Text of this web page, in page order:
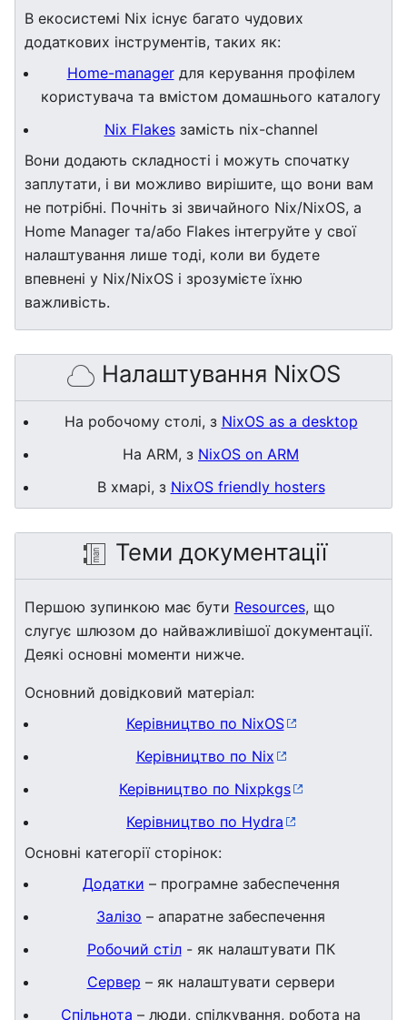
В екосистемі Nix існує багато чудових
додаткових інструментів, таких як:
Home-managerдля керування профілем
користувача та вмістом домашнього каталогу
Nix Flakesзамість nix-channel
Вони додають складності і можуть спочатку
заплутати, і ви можливо вирішите, що вони вам
не потрібні. Почніть зі звичайного Nix/NixOS, а
Home Manager та/або Flakes інтегруйте у свої
налаштування лише тоді, коли ви будете
впевнені у Nix/NixOS і зрозумієте їхню
важливість.
Налаштування NixOS
На робочому столі, з NixOS as a desktop
На ARM, з NixOS on ARM
В хмарі, з NixOS friendly hosters
Теми документації
Першою зупинкою має бути Resources, що
слугує шлюзом до найважливішої документації.
Деякі основні моменти нижче.
Основний довідковий матеріал:
Керівництво по NixOS
Керівництво по Nix
Керівництво по Nixpkgs
Керівництво по Hydra
Основні категорії сторінок:
Додатки – програмне забеспечення
Залізо – апаратне забеспечення
Робочий стіл- як налаштувати ПК
Сервер – як налаштувати сервери
Спільнота – люди, спілкування, робота на